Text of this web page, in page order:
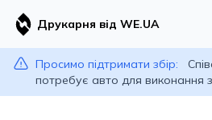
Друкарня від WE.UA
Просимо підтримати збір:
потребує авто для виконання